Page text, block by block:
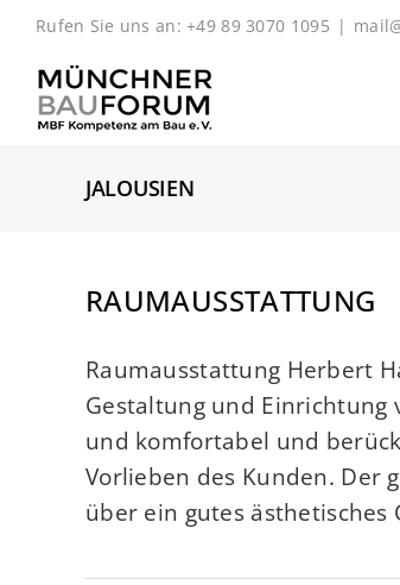
Zum
springen
Rufen Sie uns an: +49 89 3070 1095 |
JALOUSIEN
RAUMAUSSTATTUNG
Raumausstattung Herbert
Gestaltung und Einrichtung
und komfortabel und
Vorlieben des Kunden.
über ein gutes ästhetisches